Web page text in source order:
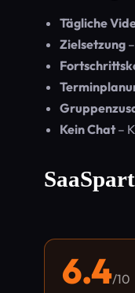
Tägliche
Zielsetzung
Kein Chat–
6.4/10